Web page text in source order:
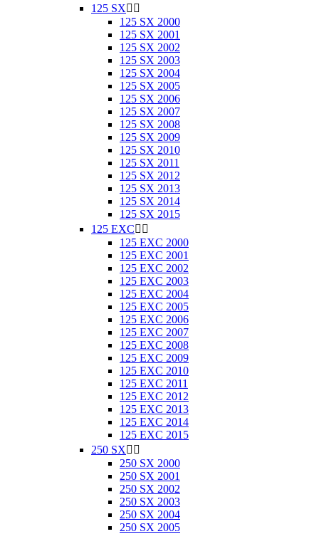
125 SX 
125 SX 2000
125 SX 2001
125 SX 2002
125 SX 2003
125 SX 2004
125 SX 2005
125 SX 2006
125 SX 2007
125 SX 2008
125 SX 2009
125 SX 2010
125 SX 2011
125 SX 2012
125 SX 2013
125 SX 2014
125 SX 2015
125 EXC 
125 EXC 2000
125 EXC 2001
125 EXC 2002
125 EXC 2003
125 EXC 2004
125 EXC 2005
125 EXC 2006
125 EXC 2007
125 EXC 2008
125 EXC 2009
125 EXC 2010
125 EXC 2011
125 EXC 2012
125 EXC 2013
125 EXC 2014
125 EXC 2015
250 SX 
250 SX 2000
250 SX 2001
250 SX 2002
250 SX 2003
250 SX 2004
250 SX 2005